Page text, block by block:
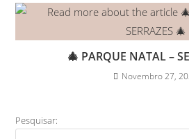
🎄 PARQUE NATAL –
Novembro 27,
Pesquisar: